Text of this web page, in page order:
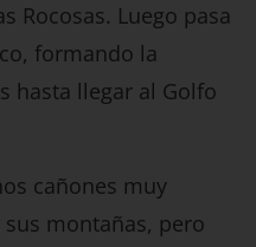
Rocosas. Luego pasa
formando la
hasta llegar al Golfo
cañones muy
montañas, pero